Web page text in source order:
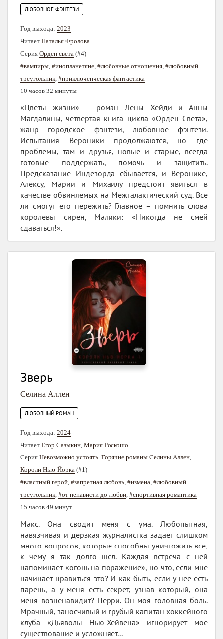
ЛЮБОВНОЕ ФЭНТЕЗИ
Год выхода: 2023
Читает Наталья Фролова
Серия Орден света (#4)
#вампиры #инопланетяне #любовные отношения #любовный
треугольник #приключенческая фантастика
10 часов 32 минуты
«Цветы жизни» – роман Лены Хейди и Анны
Магдалины, четвертая книга цикла «Орден Света»,
жанр городское фэнтези, любовное фэнтези.
Испытания Вероники продолжаются, но где
проблемы, там и друзья, новые и старые, всегда
готовые поддержать, помочь и защитить.
Предсказание Индезорда сбывается, и Веронике,
Алексу, Марии и Михаилу предстоит явиться в
качестве обвиняемых на Межгалактический суд. Все
ли смогут его пережить? Главное – помнить слова
королевы сирен, Малики: «Никогда не смей
сдаваться!».
Зверь
Селина Аллен
ЛЮБОВНЫЙ РОМАН
Год выхода: 2024
Читает Егор Сазыкин, Мария Роскошо
Серия Невозможно устоять. Горячие романы Селины Аллен,
Короли Нью-Йорка (#1)
#властный герой, #запретная любовь, #измена, #любовный
треугольник, #от ненависти до любви, #спортивная романтика
15 часов 49 минут
Макс. Она сводит меня с ума. Любопытная,
навязчивая и дерзкая журналистка задает слишком
много вопросов, которые способны уничтожить все,
к чему я так долго шел. Каждая встреча с ней
напоминает «огонь на поражение», но что, если мне
начинает нравиться это? И как быть, если у нее есть
парень, а у меня есть секрет, узнав который, она
меня возненавидит? Перри. Он моя головная боль.
Мрачный, заносчивый и грубый капитан хоккейного
клуба «Дьяволы Нью-Хейвена» игнорирует мое
существование и усложняет...